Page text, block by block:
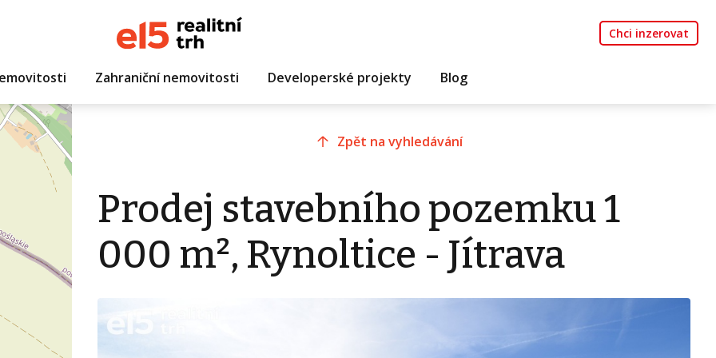
Chci inzerovat
Zahraniční nemovitosti Developerské projekty Blog
Zpět na vyhledávání
Prodej stavebního pozemku 1
000 m², Rynoltice - Jítrava